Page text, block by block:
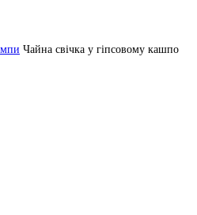
Чайна свічка у гіпсовому кашпо